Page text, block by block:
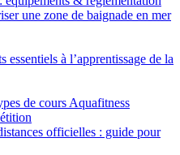
une zone de baignade en mer
essentiels à l’apprentissage de la
de cours Aquafitness
officielles : guide pour